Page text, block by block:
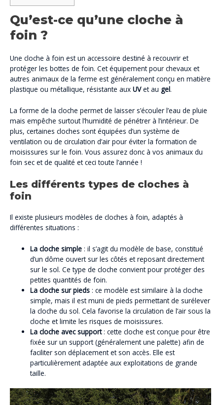
Qu’est-ce qu’une cloche à
foin ?
Une cloche à foin est un accessoire destiné à recouvrir et
protéger les bottes de foin. Cet équipement pour chevaux et
autres animaux de la ferme est généralement conçu en matière
plastique ou métallique, résistante aux UVet au gel.
La forme de la cloche permet de laisser s’écouler l’eau de pluie
mais empêche surtout l’humidité de pénétrer à l’intérieur. De
plus, certaines cloches sont équipées d’un système de
ventilation ou de circulation d’air pour éviter la formation de
moisissures sur le foin. Vous assurez donc à vos animaux du
foin sec et de qualité et ceci toute l’année !
Les différents types de cloches à
foin
Il existe plusieurs modèles de cloches à foin, adaptés à
différentes situations :
La cloche simple : il s’agit du modèle de base, constitué
d’un dôme ouvert sur les côtés et reposant directement
sur le sol. Ce type de cloche convient pour protéger des
petites quantités de foin.
La cloche sur pieds : ce modèle est similaire à la cloche
simple, mais il est muni de pieds permettant de surélever
la cloche du sol. Cela favorise la circulation de l’air sous la
cloche et limite les risques de moisissures.
La cloche avec support: cette cloche est conçue pour être
fixée sur un support (généralement une palette) afin de
faciliter son déplacement et son accès. Elle est
particulièrement adaptée aux exploitations de grande
taille.